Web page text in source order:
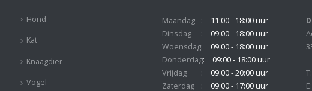
Hond
Kat
Knaagdier
Vogel
Maandag
11:00 - 18:00 uur
Dinsdag
09:00 - 18:00 uur
Woensdag
09:00 - 18:00 uur
Donderdag
09:00 - 18:00 uur
Vrijdag
09:00 - 20:00 uur
Zaterdag
09:00 - 17:00 uur